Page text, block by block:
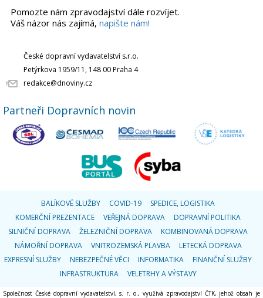
Pomozte nám zpravodajství dále rozvíjet.
Váš názor nás zajímá, napište nám!
České dopravní vydavatelství s.r.o.
Petýrkova 1959/11, 148 00 Praha 4
redakce@dnoviny.cz
Partneři Dopravních novin
BALÍKOVÉ SLUŽBY COVID-19
SPEDICE, LOGISTIKA
KOMERČNÍ PREZENTACE
VEŘEJNÁ DOPRAVA
DOPRAVNÍ POLITIKA
SILNIČNÍ DOPRAVA
ŽELEZNIČNÍ DOPRAVA
KOMBINOVANÁ DOPRAVA
NÁMOŘNÍ DOPRAVA
VNITROZEMSKÁ PLAVBA
LETECKÁ DOPRAVA
EXPRESNÍ SLUŽBY
NEBEZPEČNÉ VĚCI INFORMATIKA
FINANČNÍ SLUŽBY
INFRASTRUKTURA
VELETRHY A VÝSTAVY
Společnost České dopravní vydavatelství, s. r. o., využívá zpravodajství ČTK, jehož obsah je